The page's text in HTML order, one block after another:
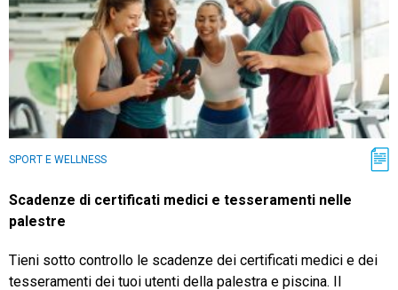
SPORT E WELLNESS
Scadenze di certificati medici e tesseramenti nelle
palestre
Tieni sotto controllo le scadenze dei certificati medici e dei
tesseramenti dei tuoi utenti della palestra e piscina. Il